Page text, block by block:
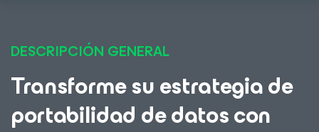
DESCRIPCIÓN GENERAL
Transforme su estrategia de
portabilidad de datos con